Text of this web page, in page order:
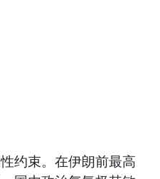
约束。在伊朗前最高